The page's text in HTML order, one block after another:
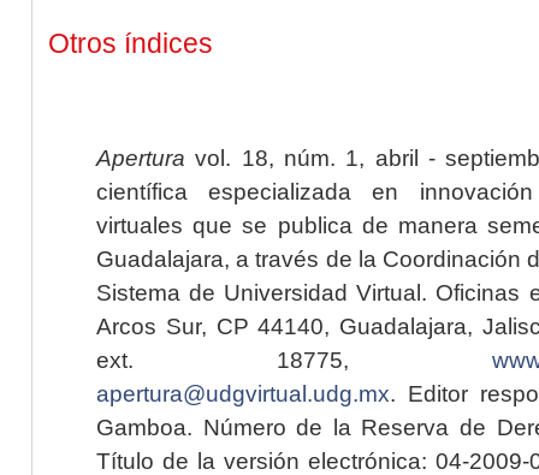
Otros índices
Apertura vol. 18, núm. 1, abril -
científica especializada en
virtuales que se publica de manera
Guadalajara, a través de la Coordinación
Sistema de Universidad Virtual. Oficinas
Arcos Sur, CP 44140, Guadalajara,
ext. 18775,
apertura@udgvirtual.udg.mx. Editor
Gamboa. Número de la Reserva de
Título de la versión electrónica: 04-2009-